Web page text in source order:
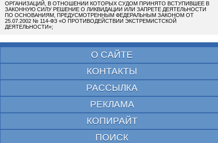
ОРГАНИЗАЦИЙ, В ОТНОШЕНИИ КОТОРЫХ СУДОМ ПРИНЯТО ВСТУПИВШЕЕ В
ЗАКОННУЮ СИЛУ РЕШЕНИЕ О ЛИКВИДАЦИИ ИЛИ ЗАПРЕТЕ ДЕЯТЕЛЬНОСТИ
ПО ОСНОВАНИЯМ, ПРЕДУСМОТРЕННЫМ ФЕДЕРАЛЬНЫМ ЗАКОНОМ ОТ
25.07.2002 № 114-ФЗ «О ПРОТИВОДЕЙСТВИИ ЭКСТРЕМИСТСКОЙ
ДЕЯТЕЛЬНОСТИ»;
О САЙТЕ
КОНТАКТЫ
РАССЫЛКА
РЕКЛАМА
КОПИРАЙТ
ПОИСК